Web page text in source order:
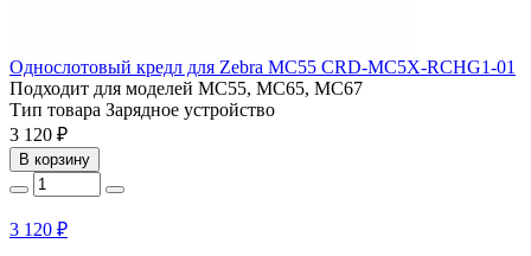
Однослотовый кредл для Zebra MC55 CRD-MC5X-RCHG1-01
Подходит для моделей MC55, MC65, MC67
Тип товара Зарядное устройство
3 120 ₽
В корзину
3 120 ₽